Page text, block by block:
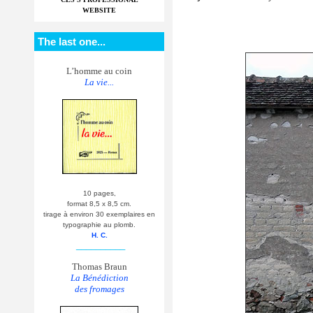
WEBSITE
The last one...
L’homme au coin
La vie...
10 pages,
format 8,5 x 8,5 cm.
tirage à environ 30 exemplaires en
typographie au plomb.
H. C.
Thomas Braun
La Bénédiction
des fromages